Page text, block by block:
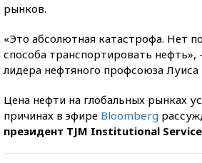
рынков.
«Это абсолютная катастрофа. Нет
способа транспортировать нефть»,
лидера нефтяного профсоюза Луиса
Цена нефти на глобальных рынках
причинах в эфире Bloomberg
президент TJM Institutional